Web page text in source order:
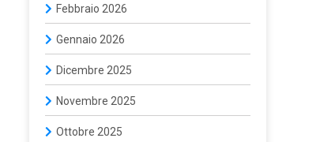
Febbraio 2026
Gennaio 2026
Dicembre 2025
Novembre 2025
Ottobre 2025